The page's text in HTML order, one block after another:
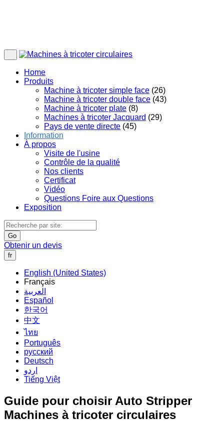
Home
Produits
Machine à tricoter simple face (26)
Machine à tricoter double face (43)
Machine à tricoter plate (8)
Machines à tricoter Jacquard (29)
Pays de vente directe (45)
Information
À propos
Visite de l'usine
Contrôle de la qualité
Nos clients
Certificat
Vidéo
Questions Foire aux Questions
Exposition
Go
Obtenir un devis
fr
English (United States)
Français
العربية
Español
한국어
中文
ไทย
Português
русский
Deutsch
اردو
Tiếng Việt
Guide pour choisir Auto Stripper
Machines à tricoter circulaires